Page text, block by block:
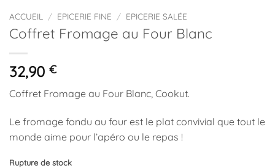
ACCUEIL / EPICERIE FINE / EPICERIE SALÉE
Coffret Fromage au Four Blanc
32,90 €
Coffret Fromage au Four Blanc, Cookut.
Le fromage fondu au four est le plat convivial que tout le
monde aime pour l’apéro ou le repas !
Rupture de stock